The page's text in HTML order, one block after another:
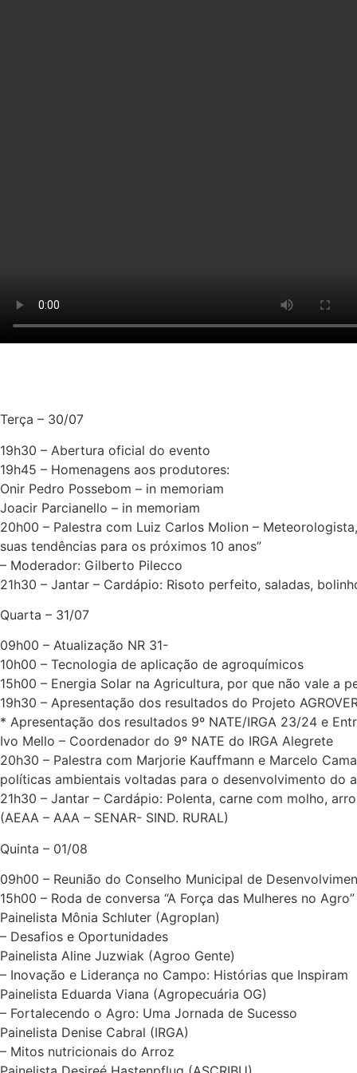
Terça – 30/07
19h30 – Abertura oficial do evento
19h45 – Homenagens aos produtores:
Onir Pedro Possebom – in memoriam
Joacir Parcianello – in memoriam
20h00 – Palestra com Luiz Carlos Molion –
suas tendências para os próximos 10 anos”
– Moderador: Gilberto Pilecco
21h30 – Jantar – Cardápio: Risoto perfeito, saladas,
Quarta – 31/07
09h00 – Atualização NR 31-
10h00 – Tecnologia de aplicação de agroquímicos
15h00 – Energia Solar na Agricultura, por que não vale a
19h30 – Apresentação dos resultados do Projeto
* Apresentação dos resultados 9º NATE/IRGA 23/24 e
Ivo Mello – Coordenador do 9º NATE do IRGA Alegrete
20h30 – Palestra com Marjorie Kauffmann e Marcelo
políticas ambientais voltadas para o desenvolvimento do
21h30 – Jantar – Cardápio: Polenta, carne com molho,
(AEAA – AAA – SENAR- SIND. RURAL)
Quinta – 01/08
09h00 – Reunião do Conselho Municipal de
15h00 – Roda de conversa “A Força das Mulheres no Agro”
Painelista Mônia Schluter (Agroplan)
– Desafios e Oportunidades
Painelista Aline Juzwiak (Agroo Gente)
– Inovação e Liderança no Campo: Histórias que Inspiram
Painelista Eduarda Viana (Agropecuária OG)
– Fortalecendo o Agro: Uma Jornada de Sucesso
Painelista Denise Cabral (IRGA)
– Mitos nutricionais do Arroz